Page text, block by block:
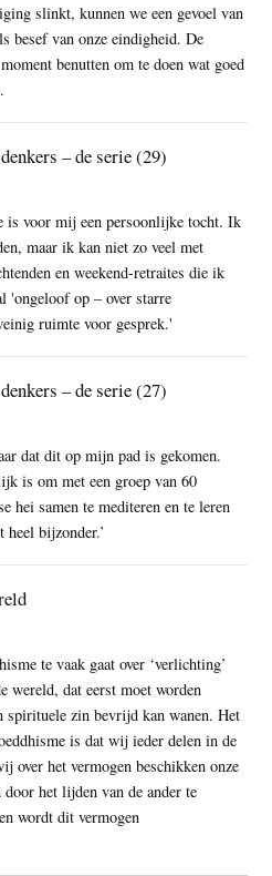
slinkt, kunnen we een gevoel van
besef van onze eindigheid. De
benutten om te doen wat goed
– de serie (29)
is voor mij een persoonlijke tocht. Ik
maar ik kan niet zo veel met
en weekend-retraites die ik
'ongeloof op – over starre
ruimte voor gesprek.'
– de serie (27)
dat dit op mijn pad is gekomen.
is om met een groep van 60
hei samen te mediteren en te leren
heel bijzonder.’
te vaak gaat over ‘verlichting’
wereld, dat eerst moet worden
spirituele zin bevrijd kan wanen. Het
is dat wij ieder delen in de
over het vermogen beschikken onze
het lijden van de ander te
wordt dit vermogen